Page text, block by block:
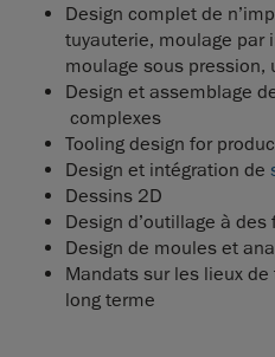
Design complet de
tuyauterie, moulage par
moulage sous pression,
Design et assemblage
complexes
Tooling design for
Design et intégration de
Dessins 2D
Design d’outillage à
Design de moules et
Mandats sur les lieux
long terme